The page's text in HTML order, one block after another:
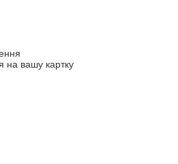
на вашу картку